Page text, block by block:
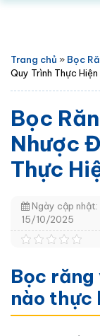
Trang chủ » Bọc
Quy Trình Thực Hiện
Bọc
Nhược
Thực
Ngày cập nhật:
15/10/2025
Bọc
nào thực